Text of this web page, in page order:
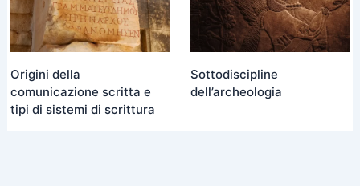
Origini della
comunicazione scritta e
tipi di sistemi di scrittura
Sottodiscipline
dell’archeologia